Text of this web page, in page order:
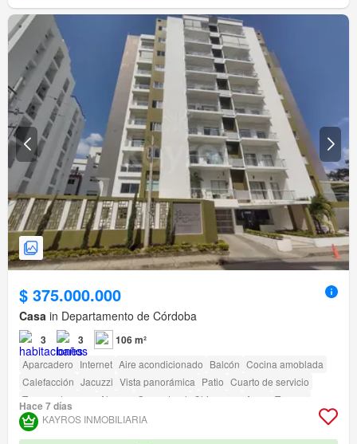
$ 375.000.000
Casa in Departamento de Córdoba
3 3 106 m²
Aparcadero Internet Aire acondicionado Balcón Cocina amoblada
Calefacción Jacuzzi Vista panorámica Patio Cuarto de servicio
Tanque de agua
Alarma Gas natural Chimenea Agua
Terraza
Seguridad privada Gimnasio
Sauna
Jardín
Hace 7 días
KAYROS INMOBILIARIA